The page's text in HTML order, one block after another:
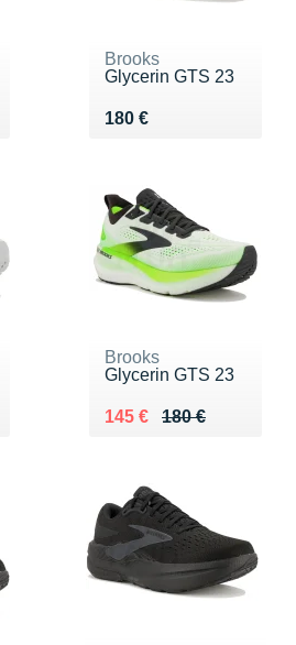
Brooks
Glycerin GTS 23
180 €
Vendu 180 €
Brooks
Glycerin GTS 23
180 €
Au lieu de 180 €
145 €
Vendu 145 €